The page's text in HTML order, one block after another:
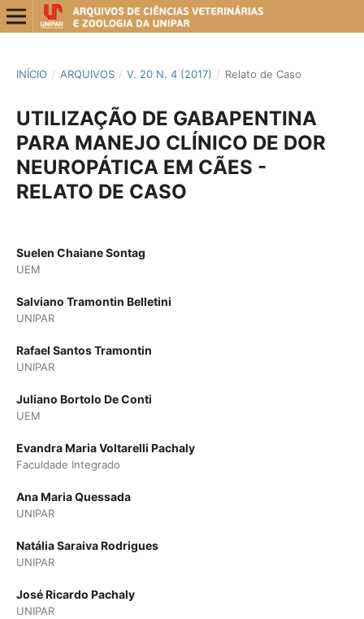
INÍCIO / ARQUIVOS / V. 20 N. 4 (2017) / Relato de Caso
UTILIZAÇÃO DE GABAPENTINA
PARA MANEJO CLÍNICO DE DOR
NEUROPÁTICA EM CÃES -
RELATO DE CASO
Suelen Chaiane Sontag
UEM
Salviano Tramontin Belletini
UNIPAR
Rafael Santos Tramontin
UNIPAR
Juliano Bortolo De Conti
UEM
Evandra Maria Voltarelli Pachaly
Faculdade Integrado
Ana Maria Quessada
UNIPAR
Natália Saraiva Rodrigues
UNIPAR
José Ricardo Pachaly
UNIPAR